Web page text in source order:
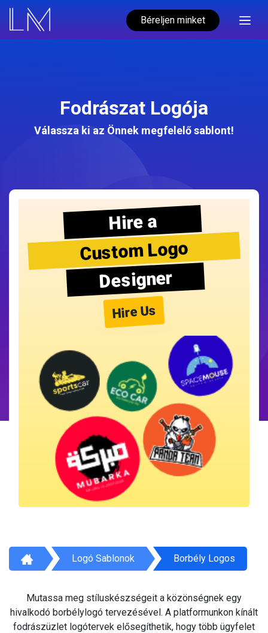
Béreljen minket
Fodrászat Logója
Válassza ki az Önnek megfelelő sablont!
Hire a
Custom Logo
Designer
Hire Us
Logó Sablonok Borbély Logos
Mutassa meg stíluskészségeit a közönségnek egy
hivalkodó borbélylogó tervezésével. A platformunkon kínált
fodrászüzlet logótervek elősegíthetik, hogy több ügyfelet